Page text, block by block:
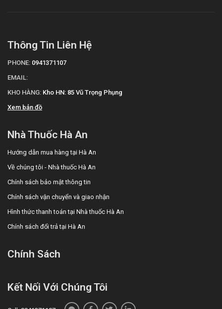
Thông Tin Liên Hệ
PHONE: 0941371107
EMAIL:
KHO HÀNG: Kho HN: 85 Vũ Trọng Phụng
Xem bản đồ
Nhà Thuốc Hà An
Hướng dẫn mua hàng tại Hà An
Về chúng tôi - Nhà thuốc Hà An
Chính sách bảo mật thông tin
Chính sách vận chuyển và giao nhận
Hình thức thanh toán tại Nhà thuốc Hà An
Chính sách đổi trả tại Hà An
Chính Sách
Kết Nối Với Chúng Tôi